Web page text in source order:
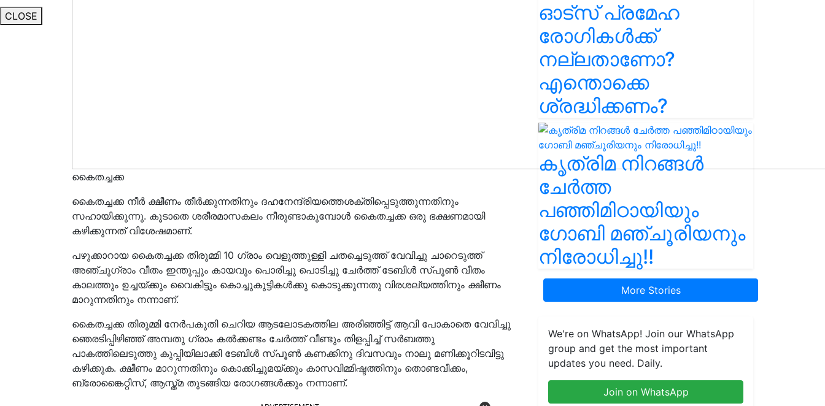
CLOSE
കൈതച്ചക്ക
കൈതച്ചക്ക നീർ ക്ഷീണം തീർക്കുന്നതിനും ദഹനേന്ദ്രിയത്തെശക്തിപ്പെടുത്തുന്നതിനും
സഹായിക്കുന്നു. കൂടാതെ ശരീരമാസകലം നീരുണ്ടാകുമ്പോൾ കൈതച്ചക്ക ഒരു ഭക്ഷണമായി
കഴിക്കുന്നത് വിശേഷമാണ്.
പഴുക്കാറായ കൈതച്ചക്ക തിരുമ്മി 10 ഗ്രാം വെളുത്തുള്ളി ചതച്ചെടുത്ത് വേവിച്ചു ചാറെടുത്ത്
അഞ്ചുഗ്രാം വീതം ഇന്തുപ്പും കായവും പൊരിച്ചു പൊടിച്ചു ചേർത്ത് ടേബിൾ സ്പൂൺ വീതം
കാലത്തും ഉച്ചയ്ക്കും വൈകിട്ടും കൊച്ചുകുട്ടികൾക്കു കൊടുക്കുന്നതു വിരശല്യത്തിനും ക്ഷീണം
മാറുന്നതിനും നന്നാണ്.
കൈതച്ചക്ക തിരുമ്മി നേർപകുതി ചെറിയ ആടലോടകത്തില അരിഞ്ഞിട്ട് ആവി പോകാതെ വേവിച്ചു
ഞെരടിപ്പിഴിഞ്ഞ് അമ്പതു ഗ്രാം കൽക്കണ്ടം ചേർത്ത് വീണ്ടും തിളപ്പിച്ച് സർബത്തു
പാകത്തിലെടുത്തു കുപ്പിയിലാക്കി ടേബിൾ സ്പൂൺ കണക്കിനു ദിവസവും നാലു മണിക്കൂറിടവിട്ടു
കഴിക്കുക. ക്ഷീണം മാറുന്നതിനും കൊക്കിച്ചുമയ്ക്കും കാസവിമ്മിഷ്ടത്തിനും തൊണ്ടവീക്കം,
ബ്രോങ്കൈറ്റിസ്, ആസ്ത്മ തുടങ്ങിയ രോഗങ്ങൾക്കും നന്നാണ്.
ഓട്സ് പ്രമേഹ
രോഗികൾക്ക്
നല്ലതാണോ?
എന്തൊക്കെ
ശ്രദ്ധിക്കണം?
കൃത്രിമ നിറങ്ങൾ
ചേർത്ത
പഞ്ഞിമിഠായിയും
ഗോബി മഞ്ചൂരിയനും
നിരോധിച്ചു!!
More Stories
We're on WhatsApp! Join our WhatsApp
group and get the most important
updates you need. Daily.
Join on WhatsApp